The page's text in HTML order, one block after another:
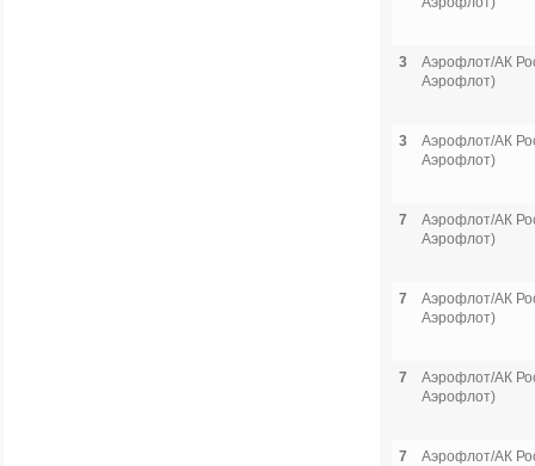
3
Аэрофлот/АК
Аэрофлот)
3
Аэрофлот/АК
Аэрофлот)
7
Аэрофлот/АК
Аэрофлот)
7
Аэрофлот/АК
Аэрофлот)
7
Аэрофлот/АК
Аэрофлот)
7
Аэрофлот/АК